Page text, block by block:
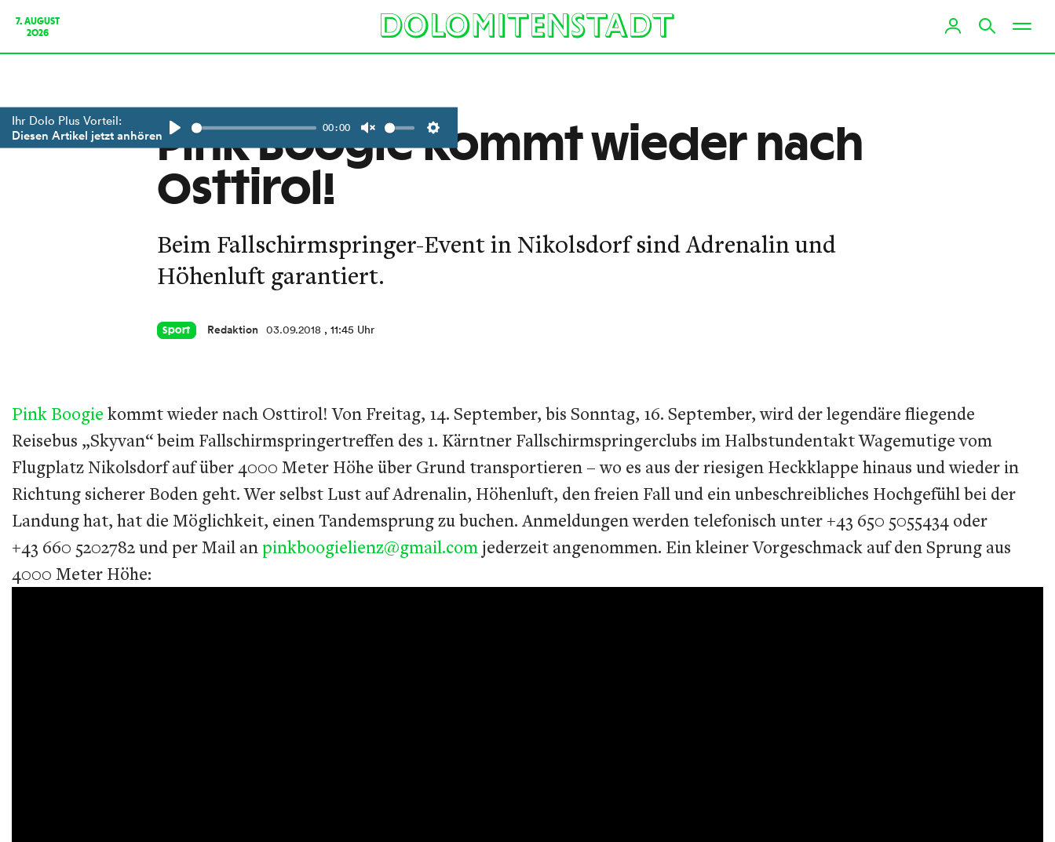
7. AUGUST
2026
Ihr Dolo Plus Vorteil:
Diesen Artikel jetzt anhören
Play
00:00
Unmute Settings
Pink Boogie kommt wieder nach
Osttirol!
Beim Fallschirmspringer-Event in Nikolsdorf sind Adrenalin und
Höhenluft garantiert.
Sport Redaktion 03.09.2018 , 11:45 Uhr
Pink Boogie kommt wieder nach Osttirol! Von Freitag, 14. September, bis Sonntag, 16. September, wird der legendäre fliegende
Reisebus „Skyvan“ beim Fallschirmspringertreffen des 1. Kärntner Fallschirmspringerclubs im Halbstundentakt Wagemutige vom
Flugplatz Nikolsdorf auf über 4000 Meter Höhe über Grund transportieren – wo es aus der riesigen Heckklappe hinaus und wieder in
Richtung sicherer Boden geht. Wer selbst Lust auf Adrenalin, Höhenluft, den freien Fall und ein unbeschreibliches Hochgefühl bei der
Landung hat, hat die Möglichkeit, einen Tandemsprung zu buchen. Anmeldungen werden telefonisch unter +43 650 5055434 oder
+43 660 5202782 und per Mail an pinkboogielienz@gmail.com jederzeit angenommen. Ein kleiner Vorgeschmack auf den Sprung aus
4000 Meter Höhe: